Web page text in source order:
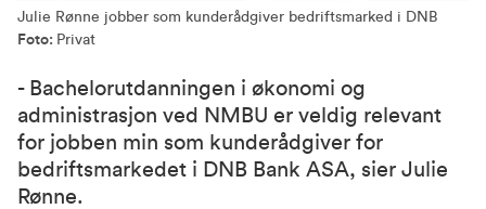
Julie Rønne jobber som kunderådgiver bedriftsmarked i DNB
Foto: Privat
- Bachelorutdanningen i økonomi og
administrasjon ved NMBU er veldig relevant
for jobben min som kunderådgiver for
bedriftsmarkedet i DNB Bank ASA, sier Julie
Rønne.